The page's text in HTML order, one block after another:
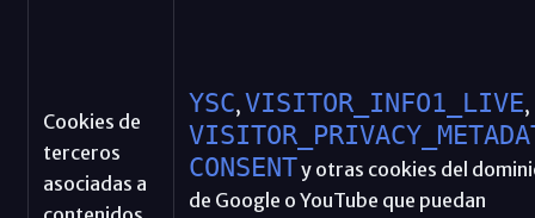
Cookies de
terceros
asociadas a
YSC, VISITOR_INFO1_LIVE,
CONSENTy otras cookies del
de Google o YouTube que puedan